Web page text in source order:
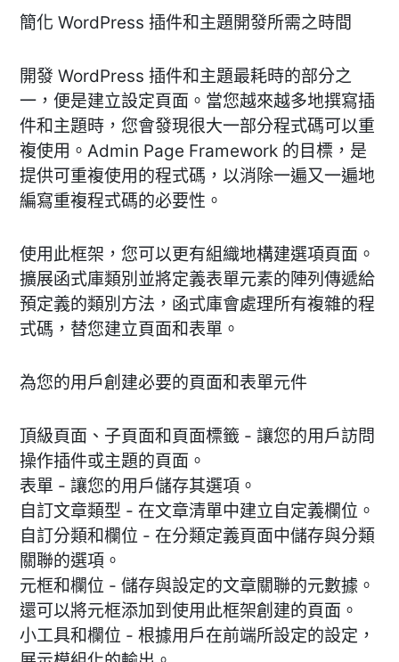
簡化 WordPress 插件和主題開發所需之時間
開發 WordPress 插件和主題最耗時的部分之
一，便是建立設定頁面。當您越來越多地撰寫插
件和主題時，您會發現很大一部分程式碼可以重
複使用。Admin Page Framework 的目標，是
提供可重複使用的程式碼，以消除一遍又一遍地
編寫重複程式碼的必要性。
使用此框架，您可以更有組織地構建選項頁面。
擴展函式庫類別並將定義表單元素的陣列傳遞給
預定義的類別方法，函式庫會處理所有複雜的程
式碼，替您建立頁面和表單。
為您的用戶創建必要的頁面和表單元件
頂級頁面、子頁面和頁面標籤 - 讓您的用戶訪問
操作插件或主題的頁面。
表單 - 讓您的用戶儲存其選項。
自訂文章類型 - 在文章清單中建立自定義欄位。
自訂分類和欄位 - 在分類定義頁面中儲存與分類
關聯的選項。
元框和欄位 - 儲存與設定的文章關聯的元數據。
還可以將元框添加到使用此框架創建的頁面。
小工具和欄位 - 根據用戶在前端所設定的設定，